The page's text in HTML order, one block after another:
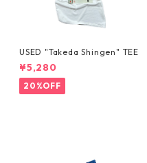
USED "Takeda Shingen" TEE
¥5,280
20%OFF